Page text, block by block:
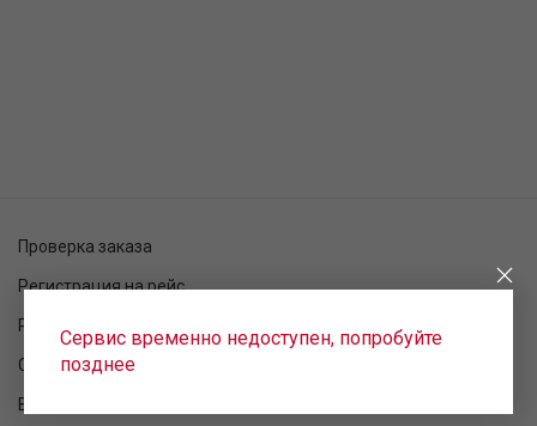
Сервис временно недоступен, попробуйте
позднее
Проверка заказа
Регистрация на рейс
Расписание рейсов
Статус рейса
Ваш полет